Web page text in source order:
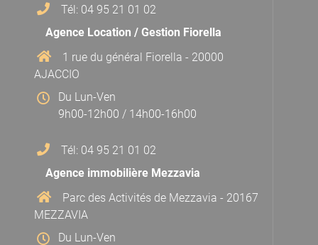
Tél: 04 95 21 01 02
Agence Location / Gestion Fiorella
1 rue du général Fiorella - 20000
AJACCIO
Du Lun-Ven
9h00-12h00 / 14h00-16h00
Tél: 04 95 21 01 02
Agence immobilière Mezzavia
Parc des Activités de Mezzavia - 20167
MEZZAVIA
Du Lun-Ven